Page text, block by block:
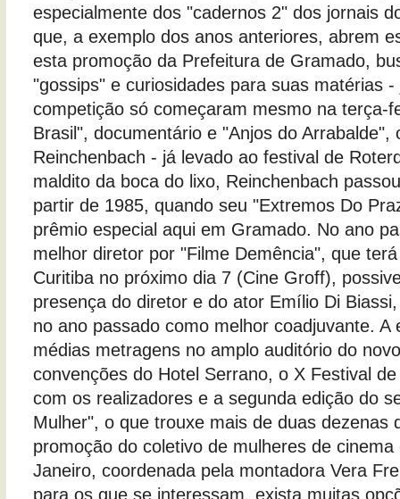
especialmente dos "cadernos 2" dos jornais
que, a exemplo dos anos anteriores, abrem
esta promoção da Prefeitura de Gramado,
"gossips" e curiosidades para suas matérias
competição só começaram mesmo na terça-
Brasil", documentário e "Anjos do Arrabalde",
Reinchenbach - já levado ao festival de
maldito da boca do lixo, Reinchenbach
partir de 1985, quando seu "Extremos Do
prêmio especial aqui em Gramado. No ano
melhor diretor por "Filme Demência", que
Curitiba no próximo dia 7 (Cine Groff),
presença do diretor e do ator Emílio Di
no ano passado como melhor coadjuvante. A
médias metragens no amplo auditório do
convenções do Hotel Serrano, o X Festival
com os realizadores e a segunda edição do
Mulher", o que trouxe mais de duas dezenas
promoção do coletivo de mulheres de
Janeiro, coordenada pela montadora Vera
para os que se interessam, exista muitas